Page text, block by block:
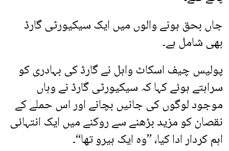
جاں بحق ہونے والوں میں ایک سیکیورٹی گارڈ
بھی شامل ہے۔
پولیس چیف اسکاٹ واہل نے گارڈ کی بہادری کو
سراہتے ہوئے کہا کہ سیکیورٹی گارڈ نے وہاں
موجود لوگوں کی جانیں بچانے اور اس حملے کے
نقصان کو مزید بڑھنے سے روکنے میں ایک انتہائی
اہم کردار ادا کیا، ”وہ ایک ہیرو تھا“۔